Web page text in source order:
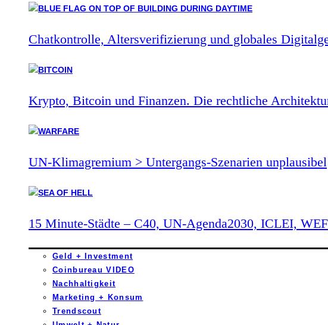
Chatkontrolle, Altersverifizierung und globales
Krypto, Bitcoin und Finanzen. Die rechtliche
UN-Klimagremium > Untergangs-Szenarien unplausibel
15 Minute-Städte – C40, UN-Agenda2030, ICLEI, WEF
Geld + Investment
Coinbureau VIDEO
Nachhaltigkeit
Marketing + Konsum
Trendscout